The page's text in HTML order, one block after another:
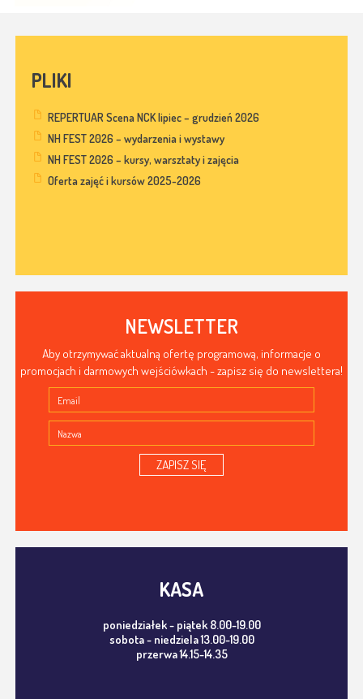
PLIKI
REPERTUAR Scena NCK lipiec – grudzień 2026
NH FEST 2026 – wydarzenia i wystawy
NH FEST 2026 – kursy, warsztaty i zajęcia
Oferta zajęć i kursów 2025-2026
NEWSLETTER
Aby otrzymywać aktualną ofertę programową, informacje o
promocjach i darmowych wejściówkach - zapisz się do newslettera!
ZAPISZ SIĘ
KASA
poniedziałek - piątek 8.00-19.00
sobota - niedziela 13.00-19.00
przerwa 14.15-14.35